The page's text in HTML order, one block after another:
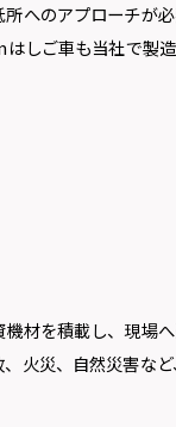
へのアプローチが
しご車も当社で製造
材を積載し、現場
火災、自然災害な